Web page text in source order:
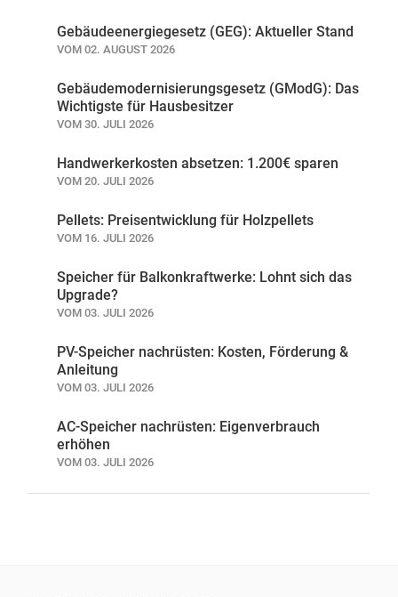
Gebäudeenergiegesetz (GEG): Aktueller Stand
VOM 02. AUGUST 2026
Gebäudemodernisierungsgesetz (GModG): Das
Wichtigste für Hausbesitzer
VOM 30. JULI 2026
Handwerkerkosten absetzen: 1.200€ sparen
VOM 20. JULI 2026
Pellets: Preisentwicklung für Holzpellets
VOM 16. JULI 2026
Speicher für Balkonkraftwerke: Lohnt sich das
Upgrade?
VOM 03. JULI 2026
PV-Speicher nachrüsten: Kosten, Förderung &
Anleitung
VOM 03. JULI 2026
AC-Speicher nachrüsten: Eigenverbrauch
erhöhen
VOM 03. JULI 2026